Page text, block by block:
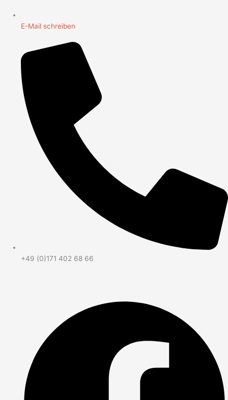
E-Mail schreiben
+49 (0)171 402 68 66